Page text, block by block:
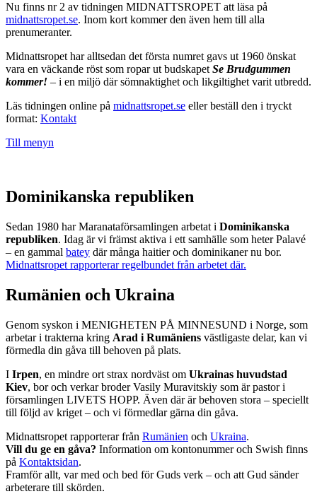
Nu finns nr 2 av tidningen MIDNATTSROPET att läsa på
midnattsropet.se. Inom kort kommer den även hem till alla
prenumeranter.
Midnattsropet har alltsedan det första numret gavs ut 1960 önskat
vara en väckande röst som ropar ut budskapet Se Brudgummen
kommer! – i en miljö där sömnaktighet och likgiltighet varit utbredd.
Läs tidningen online på midnattsropet.se eller beställ den i tryckt
format: Kontakt
Till menyn
Dominikanska republiken
Sedan 1980 har Maranataförsamlingen arbetat i Dominikanska
republiken. Idag är vi främst aktiva i ett samhälle som heter Palavé
– en gammal batey där många haitier och dominikaner nu bor.
Midnattsropet rapporterar regelbundet från arbetet där.
Rumänien och Ukraina
Genom syskon i MENIGHETEN PÅ MINNESUND i Norge, som
arbetar i trakterna kring Arad i Rumäniens västligaste delar, kan vi
förmedla din gåva till behoven på plats.
I Irpen, en mindre ort strax nordväst om Ukrainas huvudstad
Kiev, bor och verkar broder Vasily Muravitskiy som är pastor i
församlingen LIVETS HOPP. Även där är behoven stora – speciellt
till följd av kriget – och vi förmedlar gärna din gåva.
Midnattsropet rapporterar från Rumänien och Ukraina.
Vill du ge en gåva? Information om kontonummer och Swish finns
på Kontaktsidan.
Framför allt, var med och bed för Guds verk – och att Gud sänder
arbeterare till skörden.